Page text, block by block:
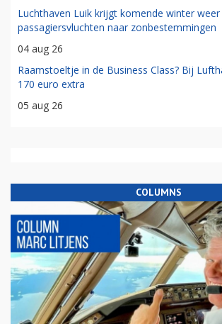
Luchthaven Luik krijgt komende winter weer
passagiersvluchten naar zonbestemmingen
04 aug 26
Raamstoeltje in de Business Class? Bij
170 euro extra
05 aug 26
COLUMNS